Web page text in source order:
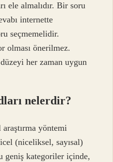
ele almalıdır. Bir soru
internette
seçmemelidir.
olması önerilmez.
her zaman uygun
nelerdir?
araştırma yöntemi
(niceliksel, sayısal)
geniş kategoriler içinde,